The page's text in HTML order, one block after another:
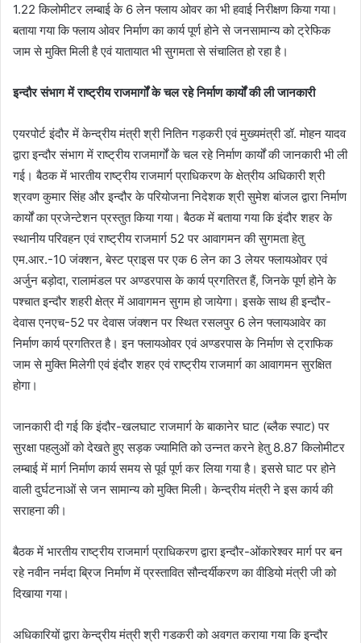
1.22 किलोमीटर लम्बाई के 6 लेन फ्लाय ओवर का भी हवाई निरीक्षण किया गया।
बताया गया कि फ्लाय ओवर निर्माण का कार्य पूर्ण होने से जनसामान्य को ट्रेफिक
जाम से मुक्ति मिली है एवं यातायात भी सुगमता से संचालित हो रहा है।
इन्दौर संभाग में राष्ट्रीय राजमार्गों के चल रहे निर्माण कार्यों की ली जानकारी
एयरपोर्ट इंदौर में केन्द्रीय मंत्री श्री नितिन गड़करी एवं मुख्यमंत्री डॉ. मोहन यादव
द्वारा इन्दौर संभाग में राष्ट्रीय राजमार्गों के चल रहे निर्माण कार्यों की जानकारी भी ली
गई। बैठक में भारतीय राष्ट्रीय राजमार्ग प्राधिकरण के क्षेत्रीय अधिकारी श्री
श्रवण कुमार सिंह और इन्दौर के परियोजना निदेशक श्री सुमेश बांजल द्वारा निर्माण
कार्यों का प्रजेन्टेशन प्रस्तुत किया गया। बैठक में बताया गया कि इंदौर शहर के
स्थानीय परिवहन एवं राष्ट्रीय राजमार्ग 52 पर आवागमन की सुगमता हेतु
एम.आर.-10 जंक्शन, बेस्ट प्राइस पर एक 6 लेन का 3 लेयर फ्लायओवर एवं
अर्जुन बड़ोदा, रालामंडल पर अण्डरपास के कार्य प्रगतिरत हैं, जिनके पूर्ण होने के
पश्चात इन्दौर शहरी क्षेत्र में आवागमन सुगम हो जायेगा। इसके साथ ही इन्दौर-
देवास एनएच-52 पर देवास जंक्शन पर स्थित रसलपुर 6 लेन फ्लायआवेर का
निर्माण कार्य प्रगतिरत है। इन फ्लायओवर एवं अण्डरपास के निर्माण से ट्राफिक
जाम से मुक्ति मिलेगी एवं इंदौर शहर एवं राष्ट्रीय राजमार्ग का आवागमन सुरक्षित
होगा।
जानकारी दी गई कि इंदौर-खलघाट राजमार्ग के बाकानेर घाट (ब्लैक स्पाट) पर
सुरक्षा पहलुओं को देखते हुए सड़क ज्यामिति को उन्नत करने हेतु 8.87 किलोमीटर
लम्बाई में मार्ग निर्माण कार्य समय से पूर्व पूर्ण कर लिया गया है। इससे घाट पर होने
वाली दुर्घटनाओं से जन सामान्य को मुक्ति मिली। केन्द्रीय मंत्री ने इस कार्य की
सराहना की।
बैठक में भारतीय राष्ट्रीय राजमार्ग प्राधिकरण द्वारा इन्दौर-ओंकारेश्वर मार्ग पर बन
रहे नवीन नर्मदा ब्रिज निर्माण में प्रस्तावित सौन्दर्यीकरण का वीडियो मंत्री जी को
दिखाया गया।
अधिकारियों द्वारा केन्द्रीय मंत्री श्री गडकरी को अवगत कराया गया कि इन्दौर